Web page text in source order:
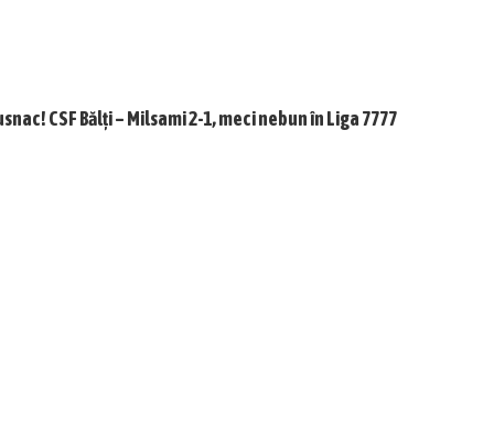
CSF Bălți – Milsami 2-1, meci nebun în Liga 7777